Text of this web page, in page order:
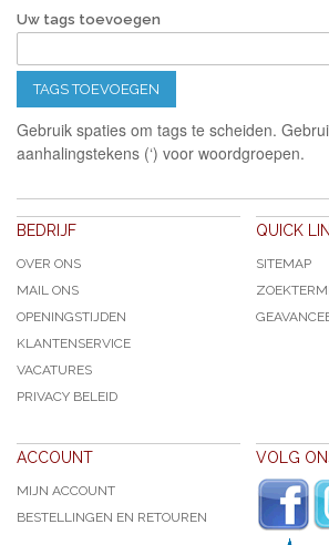
Uw tags toevoegen
TAGS TOEVOEGEN
Gebruik spaties om tags te scheiden.
aanhalingstekens (‘) voor woordgroepen.
BEDRIJF
OVER ONS
MAIL ONS
OPENINGSTIJDEN
KLANTENSERVICE
VACATURES
PRIVACY BELEID
QUICK
SITEMAP
ACCOUNT
MIJN ACCOUNT
BESTELLINGEN EN RETOUREN
VOLG